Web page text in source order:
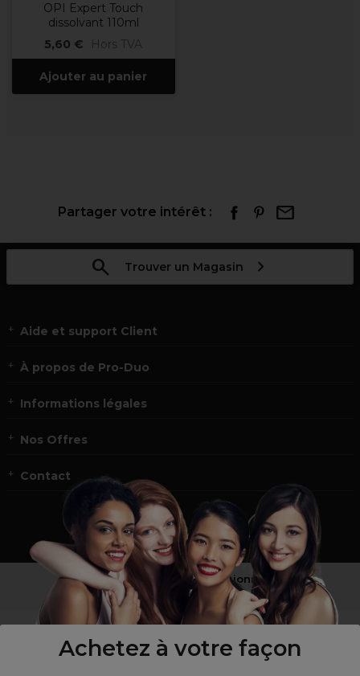
Achetez à votre façon
OPI Expert Touch
dissolvant 110ml
5,60 €
Hors TVA
Ajouter au panier
Partager votre intérêt :
Trouver un Magasin
Aide et support Client
À propos de Pro-Duo
Informations légales
Nos Offres
Contact
Vous n’êtes pas un professionnel ?
Visitez notre site pourles particuliers !